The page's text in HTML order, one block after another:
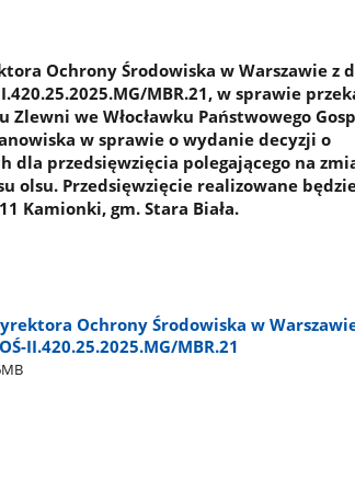
Ochrony Środowiska w Warszawie z
MBR.21, w sprawie
we Włocławku Państwowego
w sprawie o wydanie decyzji o
dla przedsięwzięcia polegającego na
olsu. Przedsięwzięcie realizowane
Kamionki, gm. Stara Biała.
Ochrony Środowiska w
II.420.25.2025.MG/MBR.21